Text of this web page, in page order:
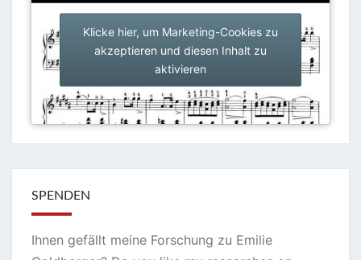
Klicke hier, um Marketing-Cookies zu
akzeptieren und diesen Inhalt zu
aktivieren
SPENDEN
Ihnen gefällt meine Forschung zu Emilie